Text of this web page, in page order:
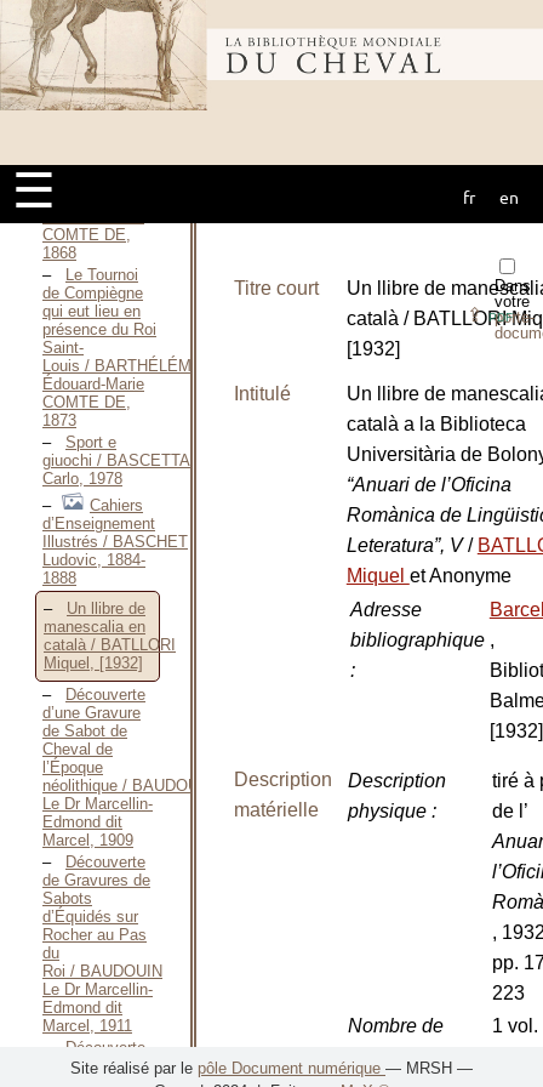
Bibliothèque
mondiale du
cheval
☰ fr en
déesse Épona
près
Nevers / SAINT-
VENANT Julien
BARRÉ DE,
1901
et la Grande
Écurie de
COMTE DE,
1868
Le Tournoi
de Compiègne
qui eut lieu en
présence du Roi
Saint-
Louis / BARTHÉLÉMY
Édouard-Marie
COMTE DE,
1873
Sport e
giuochi / BASCETTA
Carlo, 1978
Cahiers
d’Enseignement
Illustrés / BASCHET
Ludovic, 1884-
1888
Un llibre de
manescalia en
català / BATLLORI
Miquel, [1932]
Découverte
d’une Gravure
de Sabot de
Cheval de
l’Époque
néolithique / BAUDOUIN
Le Dr Marcellin-
Edmond dit
Marcel, 1909
Découverte
de Gravures de
Sabots
d’Équidés sur
Rocher au Pas
du
Roi / BAUDOUIN
Le Dr Marcellin-
Edmond dit
Marcel, 1911
Découverte
d’une seconde
Dans
votre
porte-
⇪PDF
Titre court
Un llibre de
català / BATLLORI
[1932]
Intitulé
Un llibre de
català a la Biblioteca
Universitària de
“Anuari de l’Oficina
Romànica de
Leteratura”, V/
Miquel et Anonyme
Adresse
bibliographique
:
,
[1932]
Description
matérielle
Description
physique:
tiré à
de l’
,
pp.
223
Nombre de
1 vol.
Site réalisé par le pôle Document numérique — MRSH —